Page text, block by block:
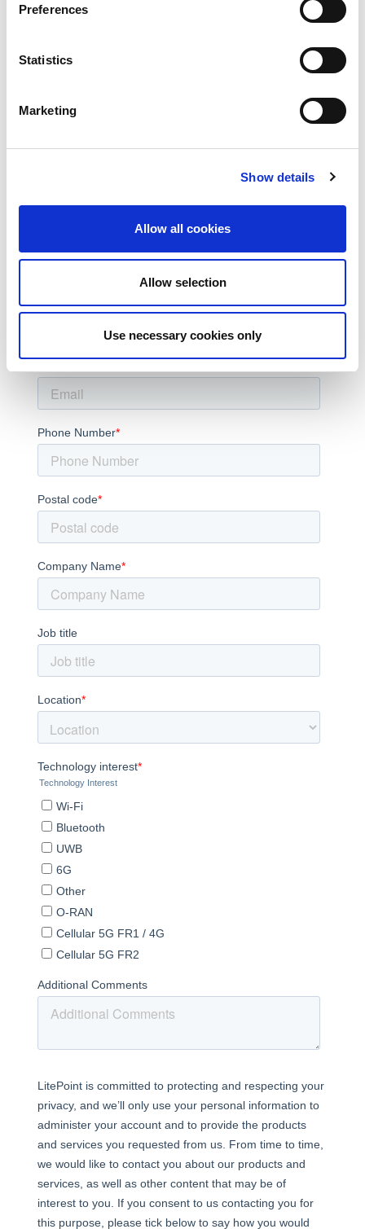
Preferences
Statistics
Marketing
Show details
Allow all cookies
Allow selection
Use necessary cookies only
Wi-Fi
V2X
Automotive
医疗
6G
Subscribe to the LitePoint Blog